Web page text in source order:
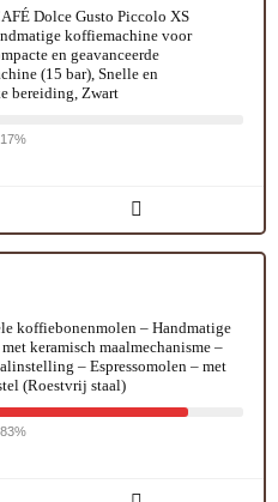
Dolce Gusto Piccolo XS
koffiemachine voor
en geavanceerde
(15 bar), Snelle en
bereiding, Zwart
koffiebonenmolen – Handmatige
keramisch maalmechanisme –
– Espressomolen – met
(Roestvrij staal)